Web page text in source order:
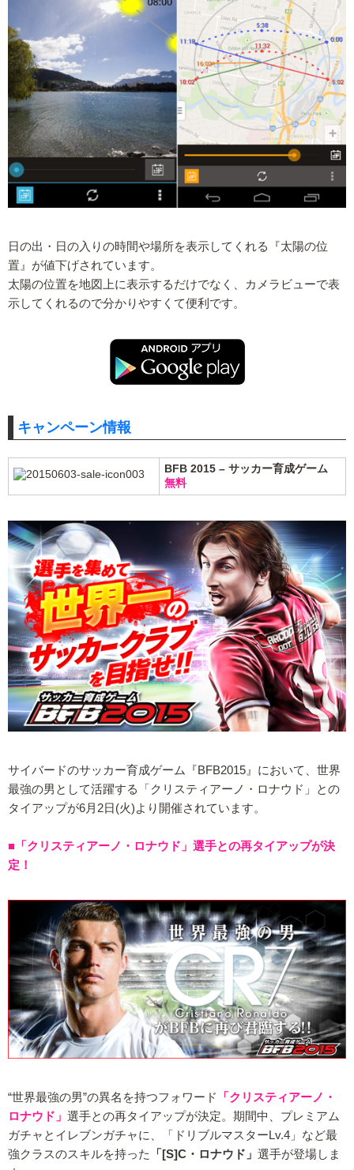
日の出・日の入りの時間や場所を表示してくれる『太陽の位
置』が値下げされています。
太陽の位置を地図上に表示するだけでなく、カメラビューで表
示してくれるので分かりやすくて便利です。
キャンペーン情報
BFB 2015 – サッカー育成ゲーム
無料
サイバードのサッカー育成ゲーム『BFB2015』において、世界
最強の男として活躍する「クリスティアーノ・ロナウド」との
タイアップが6月2日(火)より開催されています。
■「クリスティアーノ・ロナウド」選手との再タイアップが決
定！
“世界最強の男”の異名を持つフォワード
「クリスティアーノ・
ロナウド」 選手との再タイアップが決定。期間中、プレミアム
ガチャとイレブンガチャに、「ドリブルマスターLv.4」など最
強クラスのスキルを持った
「[S]C・ロナウド」 選手が登場しま